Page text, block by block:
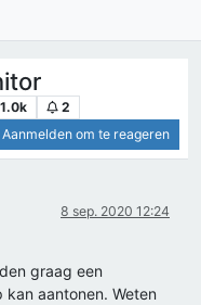
1.0k
2
Aanmelden om te reageren
8 sep. 2020 12:24
graag een
aantonen. Weten